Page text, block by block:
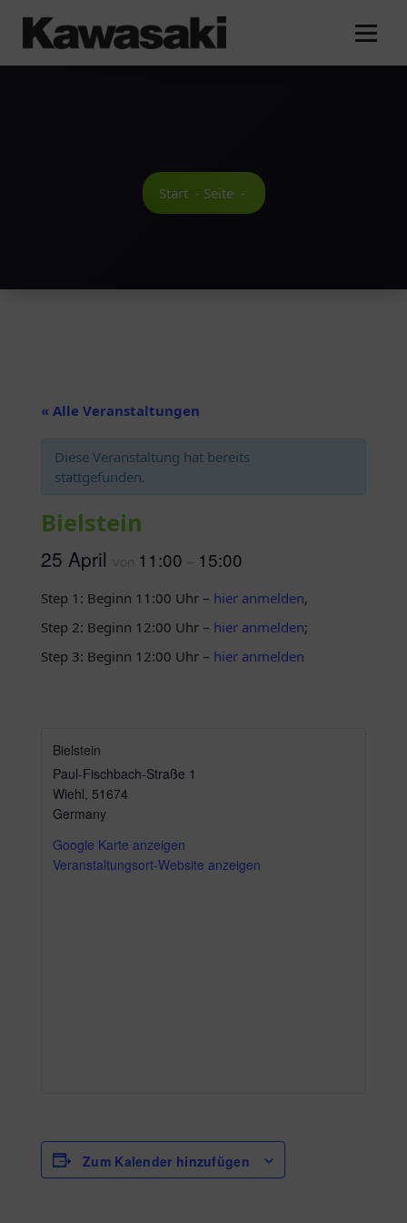
Inhalt
springen
Start- Seite-
« Alle Veranstaltungen
Diese Veranstaltung hat bereits
stattgefunden.
Bielstein
25 April 11:00 15:00
Step 1: Beginn 11:00 Uhr – hier anmelden,
Step 2: Beginn 12:00 Uhr – hier anmelden;
Step 3: Beginn 12:00 Uhr – hier anmelden
Bielstein
Paul-Fischbach-Straße 1
Wiehl, 51674
Germany
Google Karte anzeigen
Veranstaltungsort-Website anzeigen
Zum Kalender hinzufügen